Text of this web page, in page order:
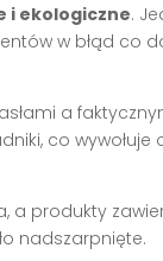
i ekologiczne.
w błąd co
a
co
a produkty
nadszarpnięte.